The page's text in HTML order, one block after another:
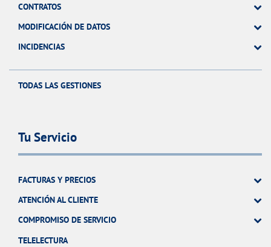
CONTRATOS
MODIFICACIÓN DE DATOS
INCIDENCIAS
TODAS LAS GESTIONES
Tu Servicio
FACTURAS Y PRECIOS
ATENCIÓN AL CLIENTE
COMPROMISO DE SERVICIO
TELELECTURA